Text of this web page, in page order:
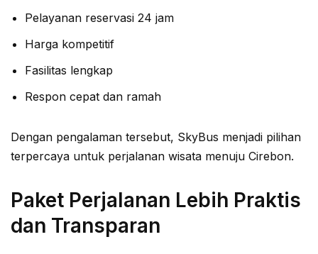
Pelayanan reservasi 24 jam
Harga kompetitif
Fasilitas lengkap
Respon cepat dan ramah
Dengan pengalaman tersebut, SkyBus menjadi pilihan
terpercaya untuk perjalanan wisata menuju Cirebon.
Paket Perjalanan Lebih Praktis
dan Transparan